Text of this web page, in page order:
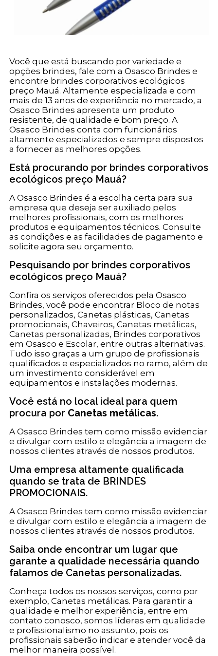
Você que está buscando por variedade e
opções brindes, fale com a Osasco Brindes e
encontre brindes corporativos ecológicos
preço Mauá. Altamente especializada e com
mais de 13 anos de experiência no mercado, a
Osasco Brindes apresenta um produto
resistente, de qualidade e bom preço. A
Osasco Brindes conta com funcionários
altamente especializados e sempre dispostos
a fornecer as melhores opções.
Está procurando por brindes corporativos
ecológicos preço Mauá?
A Osasco Brindes é a escolha certa para sua
empresa que deseja ser auxiliado pelos
melhores profissionais, com os melhores
produtos e equipamentos técnicos. Consulte
as condições e as facilidades de pagamento e
solicite agora seu orçamento.
Pesquisando por brindes corporativos
ecológicos preço Mauá?
Confira os serviços oferecidos pela Osasco
Brindes, você pode encontrar Bloco de notas
personalizados, Canetas plásticas, Canetas
promocionais, Chaveiros, Canetas metálicas,
Canetas personalizadas, Brindes corporativos
em Osasco e Escolar, entre outras alternativas.
Tudo isso graças a um grupo de profissionais
qualificados e especializados no ramo, além de
um investimento considerável em
equipamentos e instalações modernas.
Você está no local ideal para quem
procura por Canetas metálicas.
A Osasco Brindes tem como missão evidenciar
e divulgar com estilo e elegância a imagem de
nossos clientes através de nossos produtos.
Uma empresa altamente qualificada
quando se trata de BRINDES
PROMOCIONAIS.
A Osasco Brindes tem como missão evidenciar
e divulgar com estilo e elegância a imagem de
nossos clientes através de nossos produtos.
Saiba onde encontrar um lugar que
garante a qualidade necessária quando
falamos de Canetas personalizadas.
Conheça todos os nossos serviços, como por
exemplo, Canetas metálicas. Para garantir a
qualidade e melhor experiência, entre em
contato conosco, somos líderes em qualidade
e profissionalismo no assunto, pois os
profissionais saberão indicar e atender você da
melhor maneira possível.